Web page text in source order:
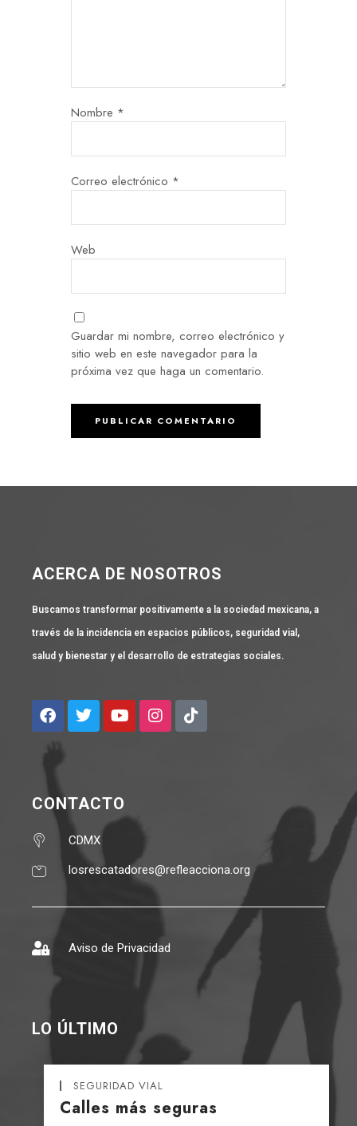
Nombre *
Correo electrónico *
Web
Guardar mi nombre, correo electrónico y
sitio web en este navegador para la
próxima vez que haga un comentario.
ACERCA DE NOSOTROS
Buscamos transformar positivamente a la sociedad mexicana, a
través de la incidencia en espacios públicos, seguridad vial,
salud y bienestar y el desarrollo de estrategias sociales.
CONTACTO
CDMX
losrescatadores@refleacciona.org
Aviso de Privacidad
LO ÚLTIMO
SEGURIDAD VIAL
Calles más seguras